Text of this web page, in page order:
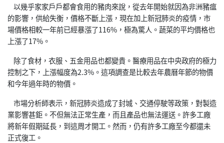
以幾乎家家戶戶都會食用的豬肉來說，從去年開始就因為非洲豬瘟
的影響，供給失衡，價格不斷上漲，現在加上新冠肺炎的疫情，市
場價格相較一年前已經暴漲了116%，極為驚人。蔬菜的平均價格也
上漲了17%。
除了食材，衣服、五金用品也都變貴。醫療用品在中央政府的極力
控制之下，上漲幅度為2.3%。這項調查是比較去年農曆年節的物價
和今年過年時的物價。
市場分析師表示，新冠肺炎造成了封城、交通停駛等政策，對製造
業影響甚鉅。不但無法正常生產，而且產品也無法運送。許多工廠
將新年假期延長，到這周才開工。然而，仍有許多工廠至今都還未
正式復工。